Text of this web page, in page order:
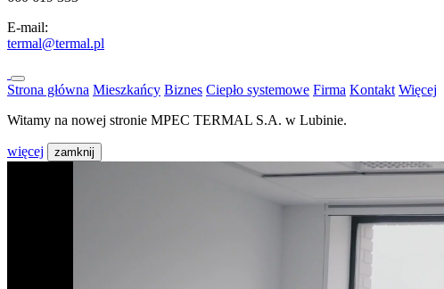
E-mail:
termal@termal.pl
Strona główna Mieszkańcy Biznes Ciepło systemowe Firma Kontakt Więcej
Witamy na nowej stronie MPEC TERMAL S.A. w Lubinie.
więcej zamknij